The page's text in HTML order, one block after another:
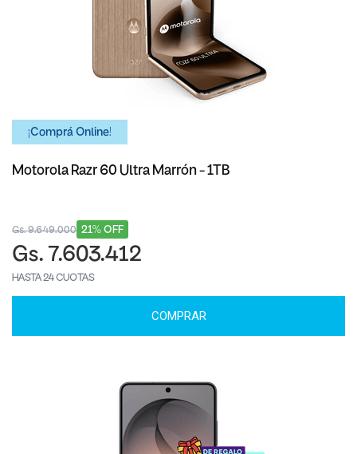
¡Comprá Online!
Motorola Razr 60 Ultra Marrón - 1TB
21% OFF
Gs. 9.649.000
Gs. 7.603.412
HASTA 24 CUOTAS
COMPRAR